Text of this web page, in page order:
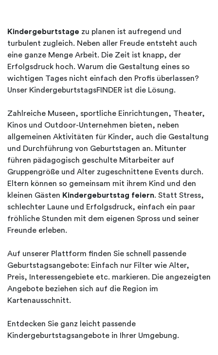
Kindergeburtstage zu planen ist aufregend und
turbulent zugleich. Neben aller Freude entsteht auch
eine ganze Menge Arbeit. Die Zeit ist knapp, der
Erfolgsdruck hoch. Warum die Gestaltung eines so
wichtigen Tages nicht einfach den Profis überlassen?
Unser KindergeburtstagsFINDER ist die Lösung.
Zahlreiche Museen, sportliche Einrichtungen, Theater,
Kinos und Outdoor-Unternehmen bieten, neben
allgemeinen Aktivitäten für Kinder, auch die Gestaltung
und Durchführung von Geburtstagen an. Mitunter
führen pädagogisch geschulte Mitarbeiter auf
Gruppengröße und Alter zugeschnittene Events durch.
Eltern können so gemeinsam mit ihrem Kind und den
kleinen Gästen Kindergeburtstag feiern. Statt Stress,
schlechter Laune und Erfolgsdruck, einfach ein paar
fröhliche Stunden mit dem eigenen Spross und seiner
Freunde erleben.
Auf unserer Plattform finden Sie schnell passende
Geburtstagsangebote: Einfach nur Filter wie Alter,
Preis, Interessengebiete etc. markieren. Die angezeigten
Angebote beziehen sich auf die Region im
Kartenausschnitt.
Entdecken Sie ganz leicht passende
Kindergeburtstagsangebote in Ihrer Umgebung.